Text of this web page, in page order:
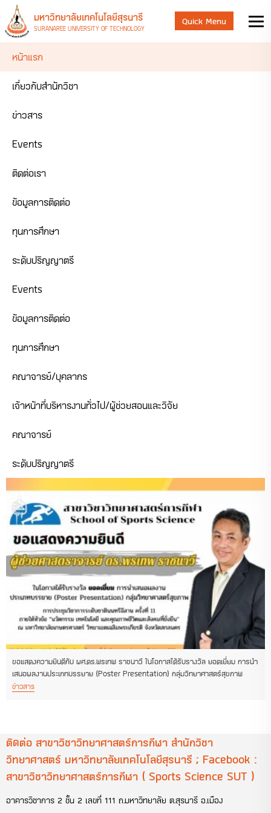
มหาวิทยาลัยเทคโนโลยีสุรนารี
SURANAREE UNIVERSITY OF TECHNOLOGY
Quick Menu
หน้าแรก
เกี่ยวกับสำนักวิชา
ข่าวสาร
Events
ติดต่อเรา
ข้อมูลการติดต่อ
ทุนการศึกษา
ระดับปริญญาตรี
Events
ข้อมูลการติดต่อ
ทุนการศึกษา
คณาจารย์/บุคลากร
เจ้าหน้าที่บริหารงานทั่วไป/ผู้ช่วยสอนและวิจัย
คณาจารย์
ระดับปริญญาตรี
ขอแสดงความยินดีกับ ผศ.ดร.พรเทพ ราชนาวี ในโอกาสได้รับรางวัล ยอดเยี่ยม การนำ
เสนอผลงานประเภทบรรยาย (Poster Presentation) กลุ่มวิทยาศาสตร์สุขภาพ
ข่าวสาร
ติดต่อ สาขาวิชาวิทยาศาสตร์การกีฬา สำนักวิชา
วิทยาศาสตร์ มหาวิทยาลัยเทคโนโลยีสุรนารี ; Facebook :
สาขาวิชาวิทยาศาสตร์การกีฬา ( Sports Science SUT )
อาคารวิชาการ 2 ชั้น 2 เลขที่ 111 ถ.มหาวิทยาลัย ต.สุรนารี อ.เมือง